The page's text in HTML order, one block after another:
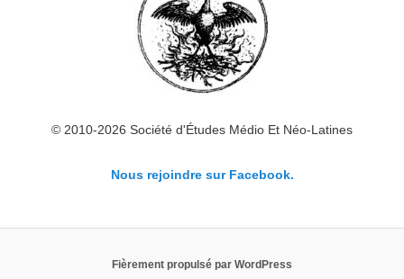
© 2010-2026 Société d'Études Médio Et Néo-Latines
Nous rejoindre sur Facebook.
Fièrement propulsé par WordPress